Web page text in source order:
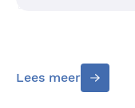
Lees meer